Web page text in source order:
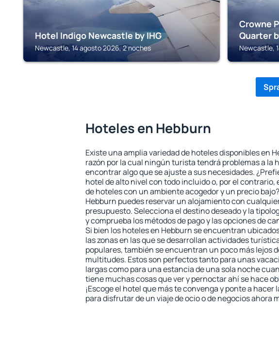
Hotel Indigo Newcastle by IHG
Newcastle, 14 agosto 2026, 2 noches
Crowne
Quarter
Newcastle,
Hoteles en Hebburn
Existe una amplia variedad de hoteles disponibles en
razón por la cual ningún turista tendrá problemas a la
encontrar algo que se ajuste a sus necesidades.
hotel de alto nivel con todo incluido o, por el contrario,
de hoteles con un ambiente acogedor y un precio
Hebburn puedes reservar un alojamiento con
presupuesto. Selecciona el destino deseado y la
y comprueba los métodos de pago y las opciones de
Si bien los hoteles en Hebburn se encuentran
las zonas en las que se desarrollan actividades
populares, también se encuentran un poco más lejos
multitudes. Estos son perfectos tanto para unas
largas como para una estancia de una sola noche
tiene muchas cosas que ver y pernoctar ahí se hace
¡Escoge el hotel que más te convenga y ponte a hacer
para disfrutar de un viaje de ocio o de negocios ahora